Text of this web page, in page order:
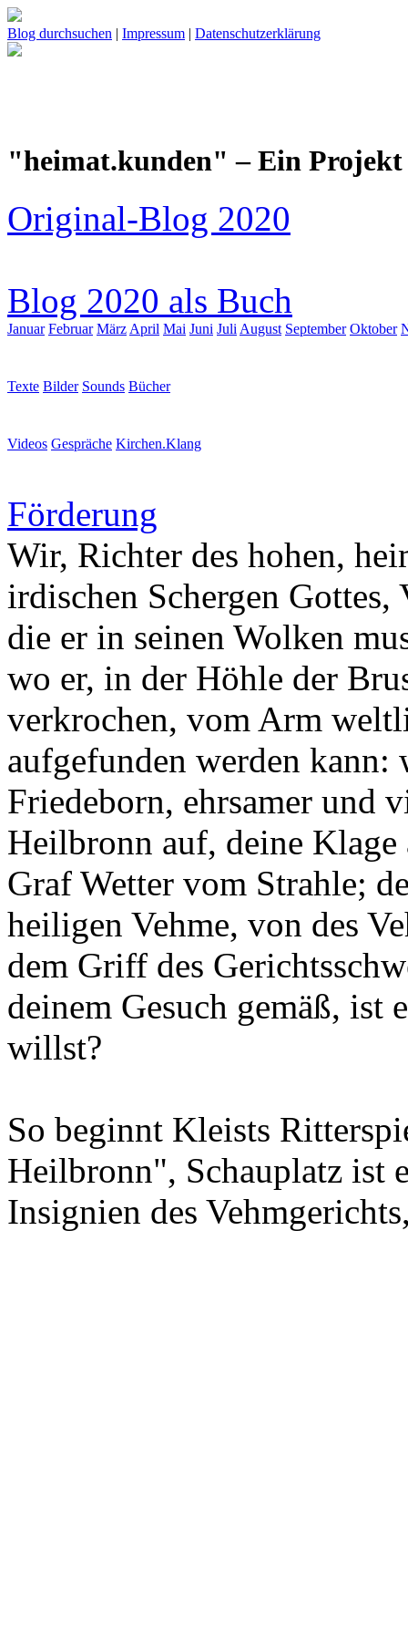
Blog durchsuchen | Impressum | Datenschutzerklärung
"heimat.kunden" – Ein
Original-Blog 2020
Blog 2020 als Buch
Januar Februar März April Mai Juni Juli August September Oktober
Texte Bilder Sounds Bücher
Videos Gespräche Kirchen.Klang
Förderung
Wir, Richter des hohen,
irdischen Schergen
die er in seinen Wolken
wo er, in der Höhle der
verkrochen, vom Arm
aufgefunden werden
Friedeborn, ehrsamer und
Heilbronn auf, deine
Graf Wetter vom Strahle;
heiligen Vehme, von des
dem Griff des
deinem Gesuch gemäß, ist
willst?
So beginnt Kleists
Heilbronn", Schauplatz ist
Insignien des